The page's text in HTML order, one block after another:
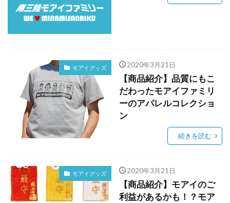
モアイグッズ 2020年3月21日
【商品紹介】品質にもこ
だわったモアイファミリ
ーのアパレルコレクショ
ン
続きを読む
モアイグッズ 2020年3月21日
【商品紹介】モアイのご
利益があるかも！？モア